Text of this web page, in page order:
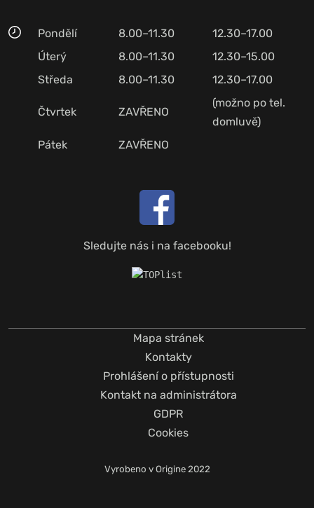
Pondělí 8.00–11.30
12.30–17.00
Úterý
8.00–11.30
12.30–15.00
Středa
8.00–11.30 12.30–17.00
Čtvrtek ZAVŘENO
(možno po tel.
domluvě)
Pátek
ZAVŘENO
Sledujte nás i na facebooku!
Mapa stránek
Kontakty
Prohlášení o přístupnosti
Kontakt na administrátora
GDPR
Cookies
Vyrobeno v Origine2022